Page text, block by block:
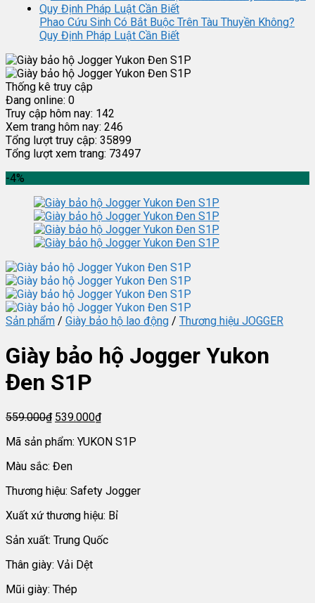
Phao Cứu Sinh Có Bắt Buộc Trên Tàu Thuyền Không?
Quy Định Pháp Luật Cần Biết
Thống kê truy cập
Đang online: 0
Truy cập hôm nay: 142
Xem trang hôm nay: 246
Tổng lượt truy cập: 35899
Tổng lượt xem trang: 73497
-4%
Sản phẩm / Giày bảo hộ lao động / Thương hiệu JOGGER
Giày bảo hộ Jogger Yukon
Đen S1P
559.000₫ Giá
là:
539.000₫Giá
tại
Mã sản phẩm: YUKON S1P
Màu sắc: Đen
Thương hiệu: Safety Jogger
Xuất xứ thương hiệu: Bỉ
Sản xuất: Trung Quốc
Thân giày: Vải Dệt
Mũi giày: Thép